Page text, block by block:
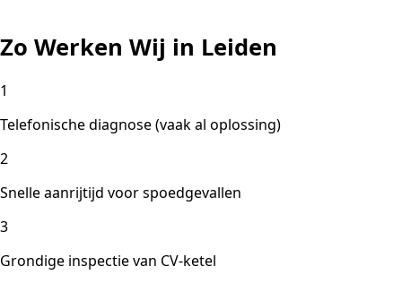
Zo Werken Wij in Leiden
1
Telefonische diagnose (vaak al oplossing)
2
Snelle aanrijtijd voor spoedgevallen
3
Grondige inspectie van CV-ketel